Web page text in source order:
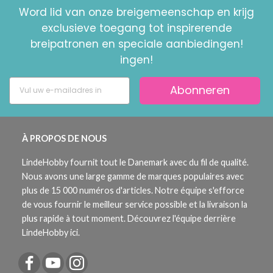
Word lid van onze breigemeenschap en krijg
exclusieve toegang tot inspirerende
breipatronen en speciale aanbiedingen!
ingen!
Abonneren
À PROPOS DE NOUS
LindeHobby fournit tout le Danemark avec du fil de qualité.
Nous avons une large gamme de marques populaires avec
plus de 15 000 numéros d'articles. Notre équipe s'efforce
de vous fournir le meilleur service possible et la livraison la
plus rapide à tout moment. Découvrez l'équipe derrière
LindeHobby ici.